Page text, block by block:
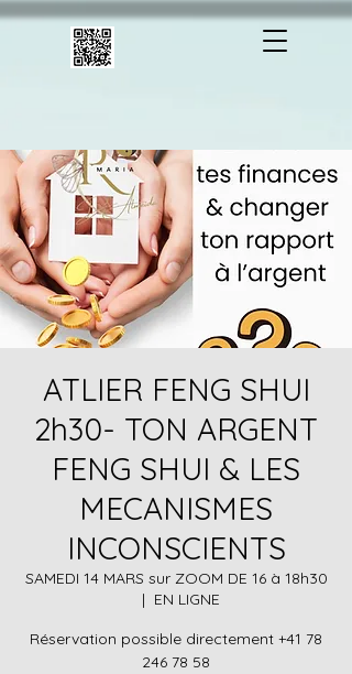
ATLIER FENG SHUI
2h30- TON ARGENT
FENG SHUI & LES
MECANISMES
INCONSCIENTS
SAMEDI 14 MARS sur ZOOM DE 16 à 18h30
  |
EN LIGNE
Réservation possible directement +41 78
246 78 58